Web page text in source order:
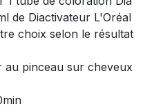
de Diactivateur L'Oréal
choix selon le résultat
au pinceau sur cheveux